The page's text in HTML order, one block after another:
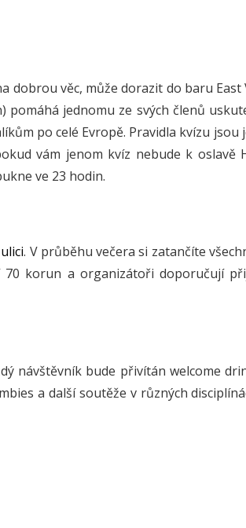
dobrou věc, může dorazit do baru East
pomáhá jednomu ze svých členů
po celé Evropě. Pravidla kvízu jsou
vám jenom kvíz nebude k oslavě
ve 23 hodin.
. V průběhu večera si zatančíte
70 korun a organizátoři doporučují
návštěvník bude přivítán welcome
a další soutěže v různých